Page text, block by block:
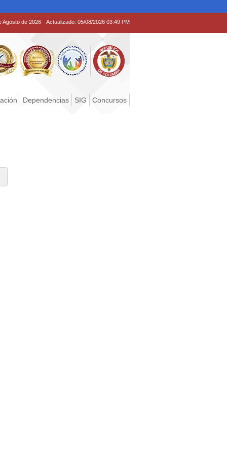
Actualizado: 05/08/2026 03:49 PM
Agosto de 2026
Dependencias SIG Concursos